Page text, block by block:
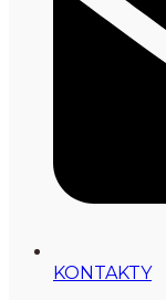
KONTAKTY